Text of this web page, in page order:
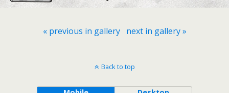
« previous in gallery next in gallery »
Back to top